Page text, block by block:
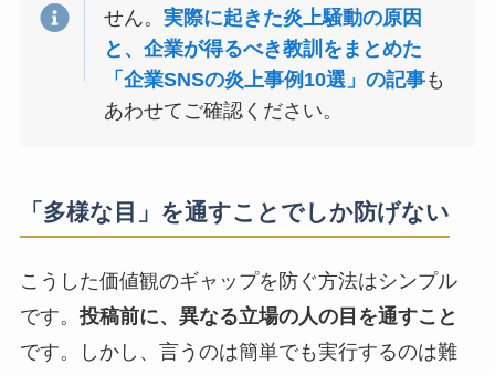
せん。実際に起きた炎上騒動の原因
と、企業が得るべき教訓をまとめた
「企業SNSの炎上事例10選」の記事も
あわせてご確認ください。
「多様な目」を通すことでしか防げない
こうした価値観のギャップを防ぐ方法はシンプル
です。 投稿前に、異なる立場の人の目を通すこと
です。しかし、言うのは簡単でも実行するのは難